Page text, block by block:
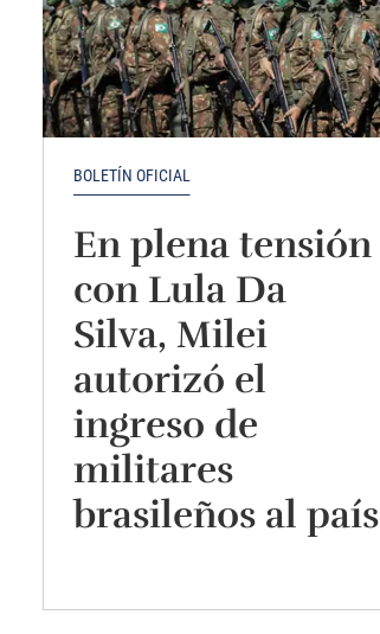
BOLETÍN OFICIAL
En plena tensión
con Lula Da
Silva, Milei
autorizó el
ingreso de
militares
brasileños al país